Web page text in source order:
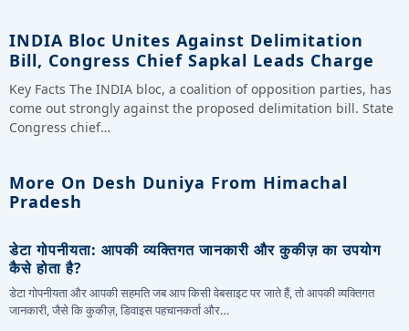
INDIA Bloc Unites Against Delimitation
Bill, Congress Chief Sapkal Leads Charge
Key Facts The INDIA bloc, a coalition of opposition parties, has
come out strongly against the proposed delimitation bill. State
Congress chief…
More On Desh Duniya From Himachal
Pradesh
डेटा गोपनीयता: आपकी व्यक्तिगत जानकारी और कुकीज़ का उपयोग
कैसे होता है?
डेटा गोपनीयता और आपकी सहमति जब आप किसी वेबसाइट पर जाते हैं, तो आपकी व्यक्तिगत
जानकारी, जैसे कि कुकीज़, डिवाइस पहचानकर्ता और…